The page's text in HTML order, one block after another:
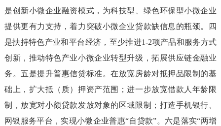
是创新小微企业融资模式，为科技型、绿色环保型小微企业
提供更有力支持，着力突破小微企业贷款缺信息的瓶颈。四
是扶持特色产业和平台经济，至少推进1-2项产品和服务方式
创新，推动特色产业小微企业转型升级，拓展供应链金融业
务。五是提升普惠信贷标准。在放宽房龄对抵押品限制的基
础上，扩大抵（质）押资产范围；进一步放宽借款人年龄限
制，放宽对小额贷款发放对象的区域限制；打造手机银行、
网银服务平台，实现小微企业普惠“自贷款”。六是落实“两增